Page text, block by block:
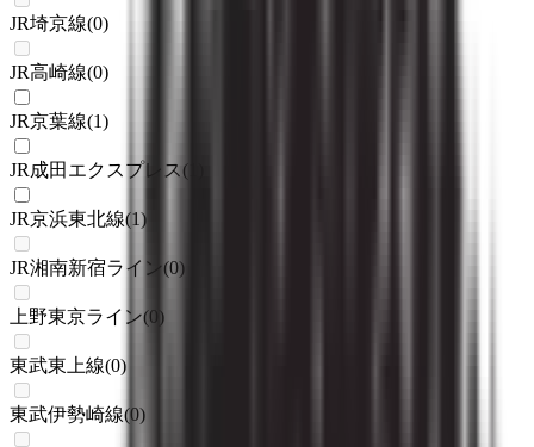
JR埼京線(0)
JR高崎線(0)
JR京葉線(1)
JR成田エクスプレス (
JR京浜東北線(1)
JR湘南新宿ライン(0)
上野東京ライン(0 )
東武東上線(0)
東武伊勢崎線(0)